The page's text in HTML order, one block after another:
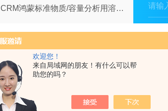
欢迎您！
来自局域网的朋友！有什么可以帮
助您的吗？
CRM鸿蒙标准物质/容量分析用溶液标准物质c(Na2S2O3)：0.1mol/L1L
CRM鸿蒙标准物
3)：0.1mol/L1L